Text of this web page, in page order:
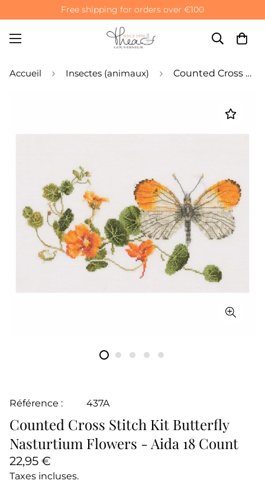
Free shipping for orders over €100
Accueil Insectes (animaux) Counted Cross Stitch Kit Butterfly Nasturtium Flowers - Aida 18 Count
Référence : 437A
Counted Cross Stitch Kit Butterfly
Nasturtium Flowers - Aida 18 Count
Prix
normal
22,95 €
Taxes incluses.